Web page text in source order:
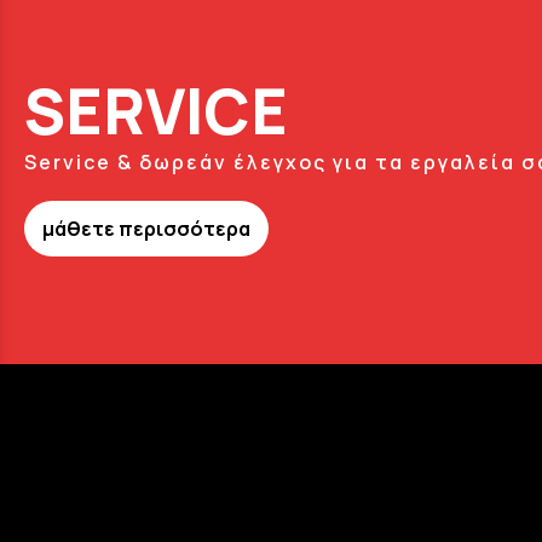
SERVICE
Service & δωρεάν έλεγχος για τα εργαλεία
μάθετε περισσότερα